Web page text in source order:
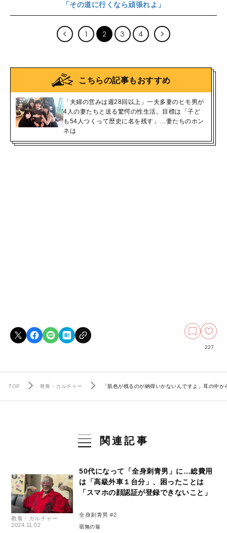
「その道に行くなら頑張れよ」
1 2 3 4
こちらの記事もおすすめ
「夫婦の営みは週28回以上」一夫多妻のヒモ男が
4人の妻たちと送る驚愕の性生活。目標は「子ど
も54人つくって歴史に名を残す」…妻たちのホン
ネは
227
TOP 教養・カルチャー 「肌色が残るのが納得いかないんですよ」耳の中
関連記事
教養・カルチャー
2024.11.02
50代になって「全身刺青男」に…総費用
は「高級外車１台分」、困ったことは
「スマホの顔認証が登録できないこと」
全身刺青男 #2
宿無の翁